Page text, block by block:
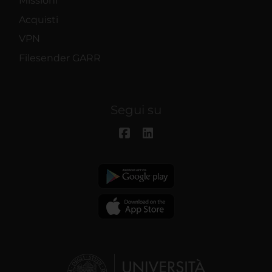
Acquisti
VPN
Filesender GARR
Segui su